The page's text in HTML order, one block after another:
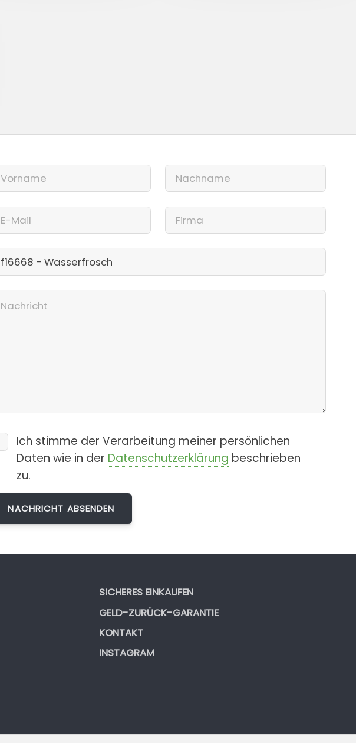
Ich stimme der Verarbeitung meiner persönlichen
Daten wie in der Datenschutzerklärung beschrieben
zu.
SICHERES EINKAUFEN
GELD-ZURÜCK-GARANTIE
KONTAKT
INSTAGRAM